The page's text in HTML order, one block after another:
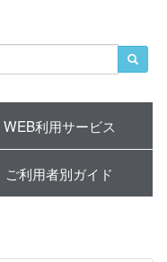
WEB利用サービス
ご利用者別ガイド